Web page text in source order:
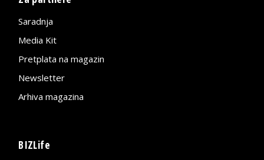
Saradnja
Media Kit
Pretplata na magazin
Newsletter
Arhiva magazina
BIZLife